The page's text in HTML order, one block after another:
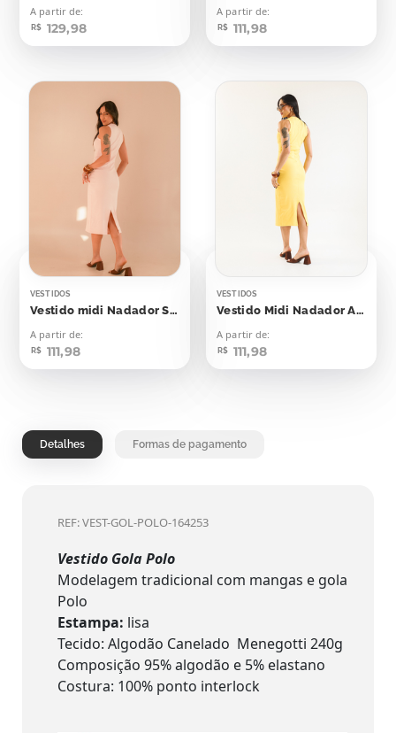
A partir de:
R$ 129,98
A partir de:
R$ 111,98
VESTIDOS
Vestido midi Nadador Soft Peach
A partir de:
R$ 111,98
VESTIDOS
Vestido Midi Nadador Amarelo Emoji
A partir de:
R$ 111,98
Detalhes Formas de pagamento
REF: VEST-GOL-POLO-164253
Vestido Gola Polo
Modelagem tradicional com mangas e gola
Polo
Estampa: lisa
Tecido: Algodão Canelado Menegotti 240g
Composição 95% algodão e 5% elastano
Costura: 100% ponto interlock